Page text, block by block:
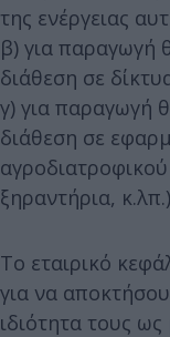
της ενέργειας
β) για παραγωγή
διάθεση σε
γ) για παραγωγή
διάθεση σε
ξηραντήρια,
Το εταιρικό
για να
ιδιότητα τους